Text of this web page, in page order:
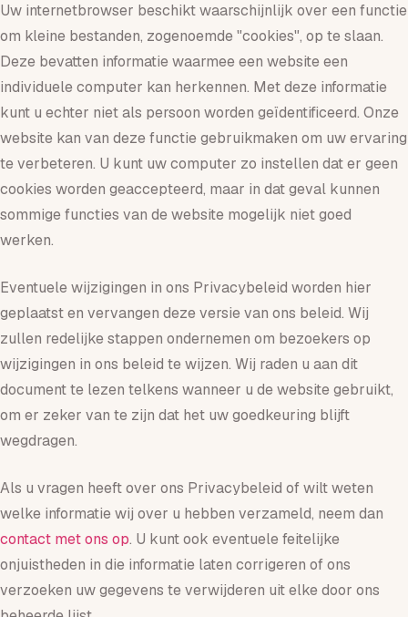
Uw internetbrowser beschikt waarschijnlijk over een functie
om kleine bestanden, zogenoemde "cookies", op te slaan.
Deze bevatten informatie waarmee een website een
individuele computer kan herkennen. Met deze informatie
kunt u echter niet als persoon worden geïdentificeerd. Onze
website kan van deze functie gebruikmaken om uw ervaring
te verbeteren. U kunt uw computer zo instellen dat er geen
cookies worden geaccepteerd, maar in dat geval kunnen
sommige functies van de website mogelijk niet goed
werken.
Eventuele wijzigingen in ons Privacybeleid worden hier
geplaatst en vervangen deze versie van ons beleid. Wij
zullen redelijke stappen ondernemen om bezoekers op
wijzigingen in ons beleid te wijzen. Wij raden u aan dit
document te lezen telkens wanneer u de website gebruikt,
om er zeker van te zijn dat het uw goedkeuring blijft
wegdragen.
Als u vragen heeft over ons Privacybeleid of wilt weten
welke informatie wij over u hebben verzameld, neem dan
contact met ons op. U kunt ook eventuele feitelijke
onjuistheden in die informatie laten corrigeren of ons
verzoeken uw gegevens te verwijderen uit elke door ons